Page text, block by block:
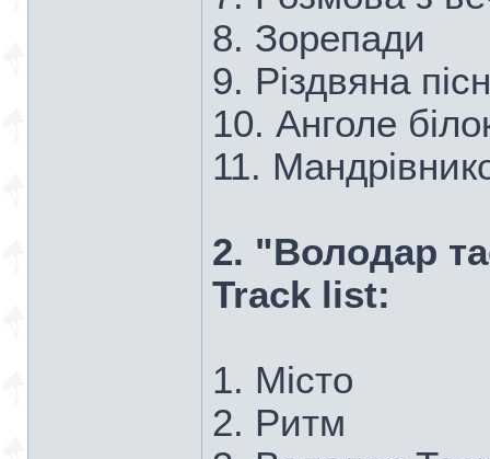
8. Зорепади
9. Різдвяна
10. Анголе
11.
2. "Володар
Track list:
1. Місто
2. Ритм